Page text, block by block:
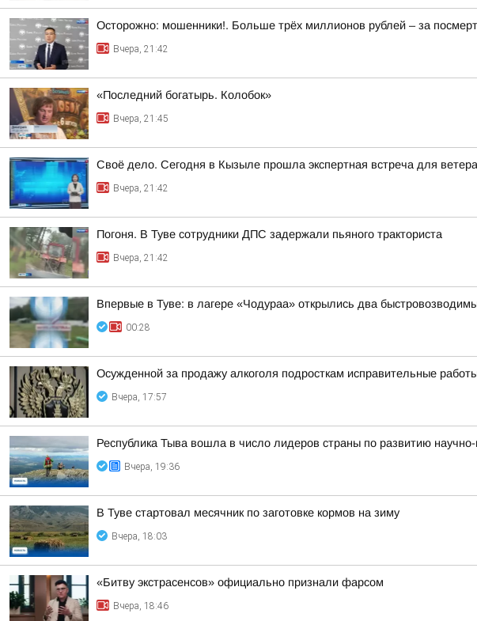
Осторожно: мошенники!. Больше трёх миллионов рублей – за
Вчера, 21:42
«Последний богатырь. Колобок»
Вчера, 21:45
Своё дело. Сегодня в Кызыле прошла экспертная встреча для
Вчера, 21:42
Погоня. В Туве сотрудники ДПС задержали пьяного тракториста
Вчера, 21:42
Впервые в Туве: в лагере «Чодураа» открылись два
00:28
Осужденной за продажу алкоголя подросткам исправительные
Вчера, 17:57
Республика Тыва вошла в число лидеров страны по развитию научно-
Вчера, 19:36
В Туве стартовал месячник по заготовке кормов на зиму
Вчера, 18:03
«Битву экстрасенсов» официально признали фарсом
Вчера, 18:46